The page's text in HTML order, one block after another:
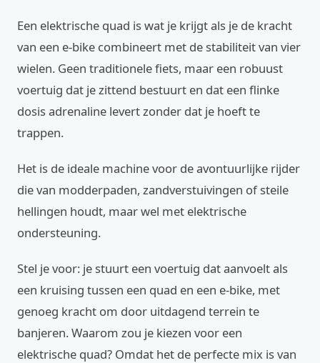
Een elektrische quad is wat je krijgt als je de kracht
van een e-bike combineert met de stabiliteit van vier
wielen. Geen traditionele fiets, maar een robuust
voertuig dat je zittend bestuurt en dat een flinke
dosis adrenaline levert zonder dat je hoeft te
trappen.
Het is de ideale machine voor de avontuurlijke rijder
die van modderpaden, zandverstuivingen of steile
hellingen houdt, maar wel met elektrische
ondersteuning.
Stel je voor: je stuurt een voertuig dat aanvoelt als
een kruising tussen een quad en een e-bike, met
genoeg kracht om door uitdagend terrein te
banjeren. Waarom zou je kiezen voor een
elektrische quad? Omdat het de perfecte mix is van